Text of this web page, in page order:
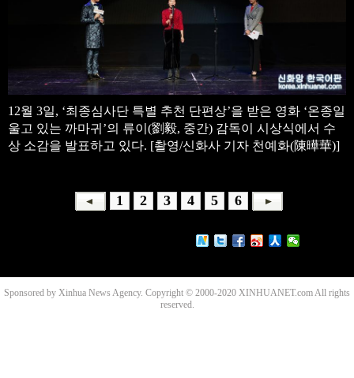
12월 3일, ‘최종심사단 특별 추천 단편상’을 받은 영화 ‘온종일
울고 있는 까마귀’의 류이(劉毅, 중간) 감독이 시상식에서 수
상 소감을 발표하고 있다. [촬영/신화사 기자 천예화(陳曄華)]
1 2 3 4 5 6